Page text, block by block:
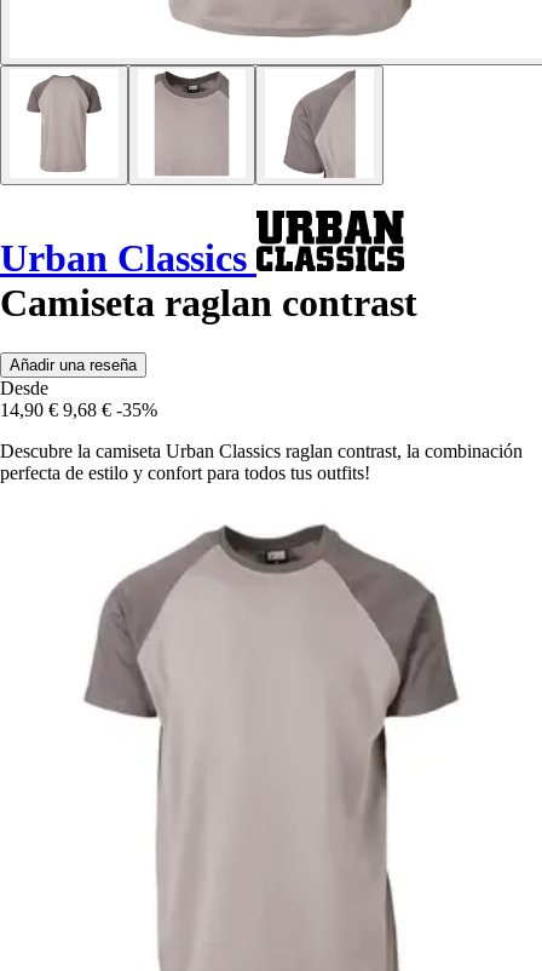
Urban Classics
Camiseta raglan contrast
Añadir una reseña
Desde
14,90 € 9,68 € -35%
Descubre la camiseta Urban Classics raglan contrast, la combinación
perfecta de estilo y confort para todos tus outfits!